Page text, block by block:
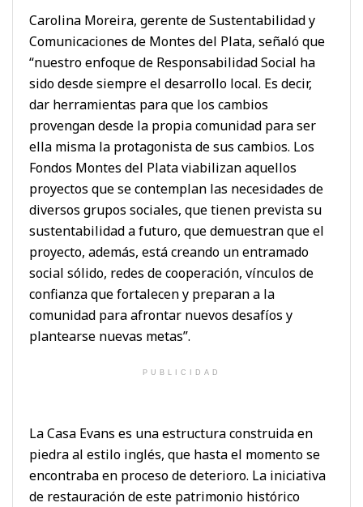
Carolina Moreira, gerente de Sustentabilidad y
Comunicaciones de Montes del Plata, señaló que
“nuestro enfoque de Responsabilidad Social ha
sido desde siempre el desarrollo local. Es decir,
dar herramientas para que los cambios
provengan desde la propia comunidad para ser
ella misma la protagonista de sus cambios. Los
Fondos Montes del Plata viabilizan aquellos
proyectos que se contemplan las necesidades de
diversos grupos sociales, que tienen prevista su
sustentabilidad a futuro, que demuestran que el
proyecto, además, está creando un entramado
social sólido, redes de cooperación, vínculos de
confianza que fortalecen y preparan a la
comunidad para afrontar nuevos desafíos y
plantearse nuevas metas”.
PUBLICIDAD
La Casa Evans es una estructura construida en
piedra al estilo inglés, que hasta el momento se
encontraba en proceso de deterioro. La iniciativa
de restauración de este patrimonio histórico